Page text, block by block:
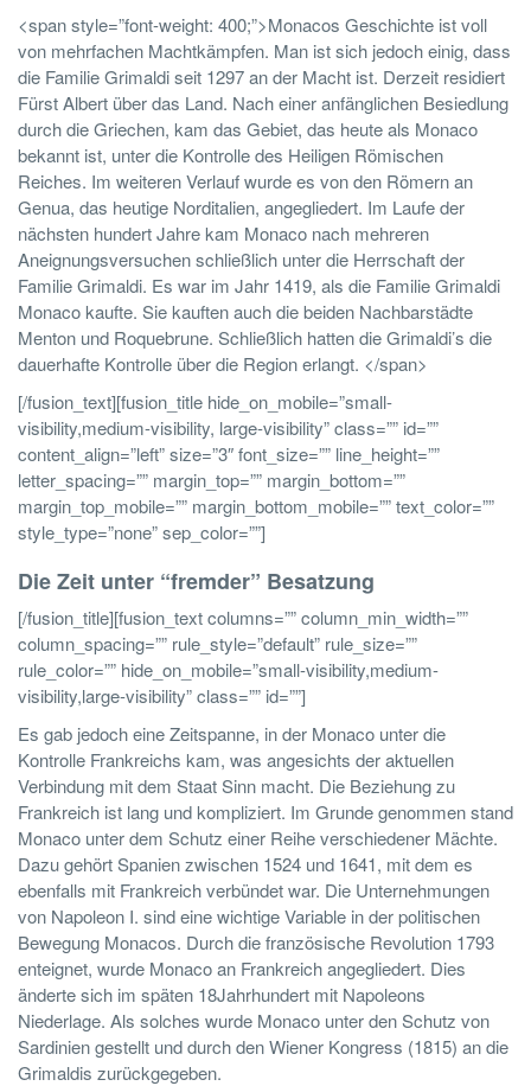
<span style=”font-weight: 400;”>Monacos Geschichte ist voll
von mehrfachen Machtkämpfen. Man ist sich jedoch einig, dass
die Familie Grimaldi seit 1297 an der Macht ist. Derzeit residiert
Fürst Albert über das Land. Nach einer anfänglichen Besiedlung
durch die Griechen, kam das Gebiet, das heute als Monaco
bekannt ist, unter die Kontrolle des Heiligen Römischen
Reiches. Im weiteren Verlauf wurde es von den Römern an
Genua, das heutige Norditalien, angegliedert. Im Laufe der
nächsten hundert Jahre kam Monaco nach mehreren
Aneignungsversuchen schließlich unter die Herrschaft der
Familie Grimaldi. Es war im Jahr 1419, als die Familie Grimaldi
Monaco kaufte. Sie kauften auch die beiden Nachbarstädte
Menton und Roquebrune. Schließlich hatten die Grimaldi’s die
dauerhafte Kontrolle über die Region erlangt. </span>
[/fusion_text][fusion_title hide_on_mobile=”small-
visibility,medium-visibility, large-visibility” class=”” id=””
content_align=”left” size=”3″ font_size=”” line_height=””
letter_spacing=”” margin_top=”” margin_bottom=””
margin_top_mobile=”” margin_bottom_mobile=”” text_color=””
style_type=”none” sep_color=””]
Die Zeit unter “fremder” Besatzung
[/fusion_title][fusion_text columns=”” column_min_width=””
column_spacing=”” rule_style=”default” rule_size=””
rule_color=”” hide_on_mobile=”small-visibility,medium-
visibility,large-visibility” class=”” id=””]
Es gab jedoch eine Zeitspanne, in der Monaco unter die
Kontrolle Frankreichs kam, was angesichts der aktuellen
Verbindung mit dem Staat Sinn macht. Die Beziehung zu
Frankreich ist lang und kompliziert. Im Grunde genommen stand
Monaco unter dem Schutz einer Reihe verschiedener Mächte.
Dazu gehört Spanien zwischen 1524 und 1641, mit dem es
ebenfalls mit Frankreich verbündet war. Die Unternehmungen
von Napoleon I. sind eine wichtige Variable in der politischen
Bewegung Monacos. Durch die französische Revolution 1793
enteignet, wurde Monaco an Frankreich angegliedert. Dies
änderte sich im späten 18Jahrhundert mit Napoleons
Niederlage. Als solches wurde Monaco unter den Schutz von
Sardinien gestellt und durch den Wiener Kongress (1815) an die
Grimaldis zurückgegeben.